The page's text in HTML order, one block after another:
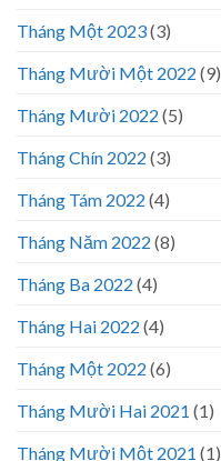
Tháng Một 2023(3)
Tháng Mười Một 2022 (9)
Tháng Mười 2022 (5)
Tháng Chín 2022 (3)
Tháng Tám 2022 (4)
Tháng Năm 2022 (8)
Tháng Ba 2022 (4)
Tháng Hai 2022 (4)
Tháng Một 2022 (6)
Tháng Mười Hai 2021 (1)
Tháng Mười Một 2021 (1)